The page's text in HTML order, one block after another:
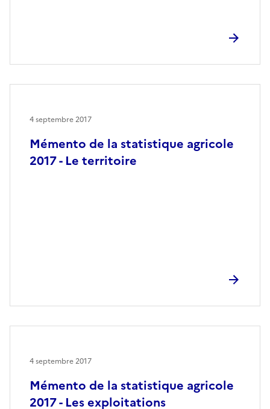
Mémento de la statistique agricole
2017 - Le territoire
4 septembre 2017
Mémento de la statistique agricole
2017 - Les exploitations
4 septembre 2017